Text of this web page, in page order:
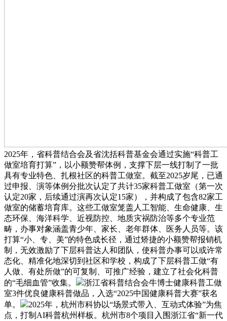
2025年，省科普结合会及省沈括科普基金会通过实施“科普工
做室培育打算”，以小额赞帮体例，支撑下层一线打制了一批
具有专业特色、扎根社区的科普工做室。截至2025岁尾，已通
过申报、演等体例分批次认定了共计35家科普工做室（第一次
认定20家，后续通过演再次认定15家），并构成了包含82家工
做室的储蓄培育库。这些工做室笼盖人工智能、生命健康、生
态环保、海洋科学、近视防控、地质灾祸防治等多个专业范
畴，办事对象涵盖青少年、家长、老年群体、医务人员等。该
打算“小、专、美”的特色成长径，通过矫捷的小额赞帮报销机
制，无效激励了下层科普达人和团队，使科普办事可以或许常
态化、精准化地深切到社区和学校，构成了下层科普工做“有
人做、有处所做”的可复制、可推广经验，建立了社会化科普
的“毛细血管”收集。
浙江省科普结合会牛博士健康科普工做
室3件优良健康科普做品，入选“2025中国健康科普大赛”获名
单。
2025年，杭州市科协以“场景式带入、互动式体验”为焦
点，打制AI科普杭州样板。杭州市8个项目入围浙江省“新一代